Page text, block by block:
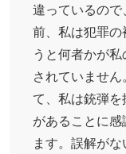
違っているの
前、私は犯罪の
うと何者かが
されていませ
て、私は銃弾
があることに
ます。誤解が